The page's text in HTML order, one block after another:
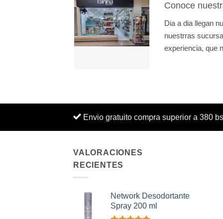
Conoce
Dia a dia llegan
nuestrras
experiencia, que
Envio gratuito compra superior a 380 bs
VALORACIONES
RECIENTES
Network Desodortante
Spray 200 ml